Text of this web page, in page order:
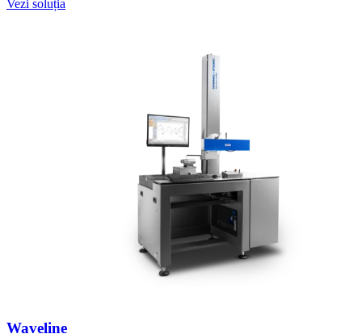
Vezi soluția
Waveline